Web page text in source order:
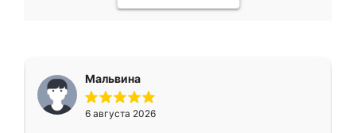
Мальвина
6 августа 2026